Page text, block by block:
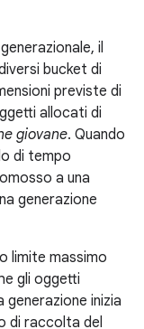
il
bucket di
previste di
allocati di
giovane. Quando
di tempo
a una
generazione
limite massimo
gli oggetti
inizia
di raccolta del